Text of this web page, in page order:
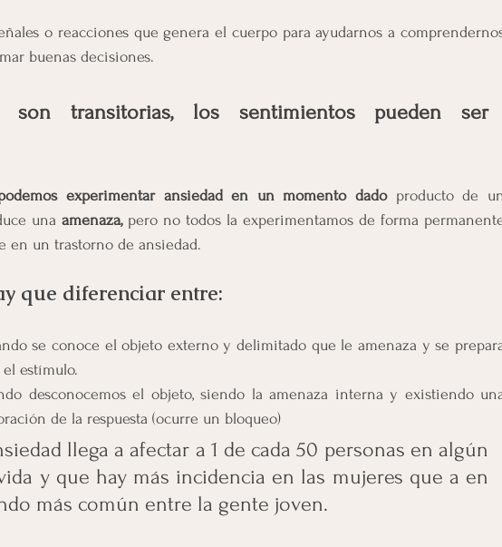
o reacciones que genera el cuerpo para ayudarnos a
buenas decisiones.
son transitorias, los sentimientos pueden ser
experimentar ansiedad en un momento dado producto de
una amenaza, pero no todos la experimentamos de forma
en un trastorno de ansiedad.
que diferenciar entre:
se conoce el objeto externo y delimitado que le amenaza y se
estímulo.
desconocemos el objeto, siendo la amenaza interna y existiendo
de la respuesta (ocurre un bloqueo)
llega a afectar a 1 de cada 50 personas en algún
y que hay más incidencia en las mujeres que a en
más común entre la gente joven.